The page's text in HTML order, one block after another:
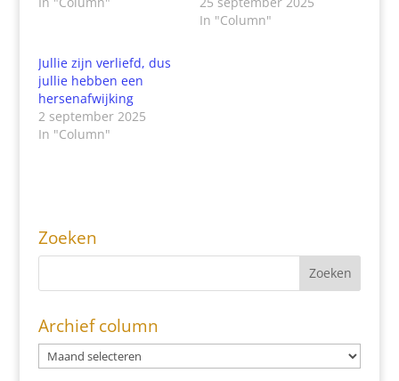
In "Column"
Jullie zijn verliefd, dus
jullie hebben een
hersenafwijking
2 september 2025
In "Column"
Zoeken
Archief column